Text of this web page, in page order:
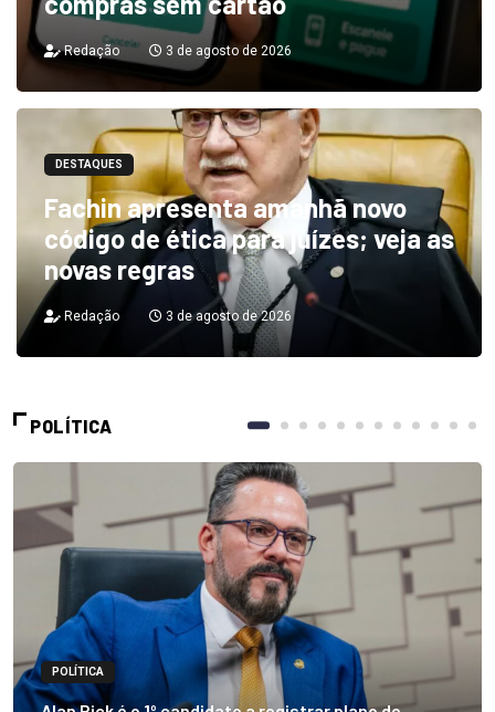
Redação 3 de agosto de 2026
DESTAQUES
Fachin apresenta amanhã novo
código de ética para juízes; veja as
novas regras
Redação 3 de agosto de 2026
POLÍTICA
POLÍTICA